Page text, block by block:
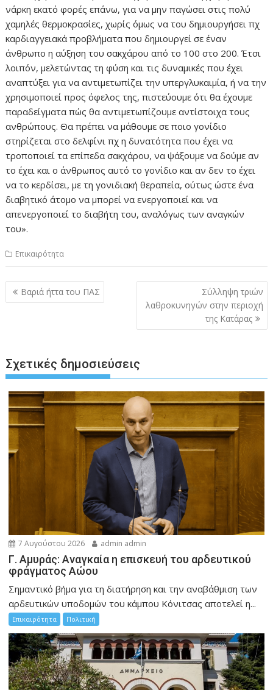
νάρκη εκατό φορές επάνω, για να μην παγώσει στις πολύ
χαμηλές θερμοκρασίες, χωρίς όμως να του δημιουργήσει πχ
καρδιαγγειακά προβλήματα που δημιουργεί σε έναν
άνθρωπο η αύξηση του σακχάρου από το 100 στο 200. Έτσι
λοιπόν, μελετώντας τη φύση και τις δυναμικές που έχει
αναπτύξει για να αντιμετωπίζει την υπεργλυκαιμία, ή να την
χρησιμοποιεί προς όφελος της, πιστεύουμε ότι θα έχουμε
παραδείγματα πώς θα αντιμετωπίζουμε αντίστοιχα τους
ανθρώπους. Θα πρέπει να μάθουμε σε ποιο γονίδιο
στηρίζεται στο δελφίνι πχ η δυνατότητα που έχει να
τροποποιεί τα επίπεδα σακχάρου, να ψάξουμε να δούμε αν
το έχει και ο άνθρωπος αυτό το γονίδιο και αν δεν το έχει
να το κερδίσει, με τη γονιδιακή θεραπεία, ούτως ώστε ένα
διαβητικό άτομο να μπορεί να ενεργοποιεί και να
απενεργοποιεί το διαβήτη του, αναλόγως των αναγκών
του».
Επικαιρότητα
Πλοήγηση
άρθρων
Βαριά ήττα του ΠΑΣ
Σύλληψη τριών
λαθροκυνηγών στην περιοχή
της Κατάρας
Σχετικές δημοσιεύσεις
7 Αυγούστου 2026 admin admin
Γ. Αμυράς: Αναγκαία η επισκευή του αρδευτικού
φράγματος Αώου
Σημαντικό βήμα για τη διατήρηση και την αναβάθμιση των
αρδευτικών υποδομών του κάμπου Κόνιτσας αποτελεί η...
Επικαιρότητα Πολιτική